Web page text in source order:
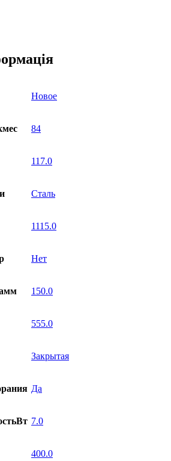
Новое
84
117.0
Сталь
1115.0
Нет
150.0
555.0
Закрытая
Да
7.0
400.0